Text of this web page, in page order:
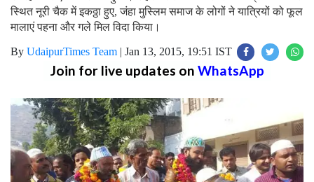
स्थित नूरी चैक में इकठ्ठा हुए, जंहा मुस्लिम समाज के लोगों ने यात्रियों को फूल
मालाएं पहना और गले मिल विदा किया।
By UdaipurTimes Team | Jan 13, 2015, 19:51 IST
Join for live updates on WhatsApp